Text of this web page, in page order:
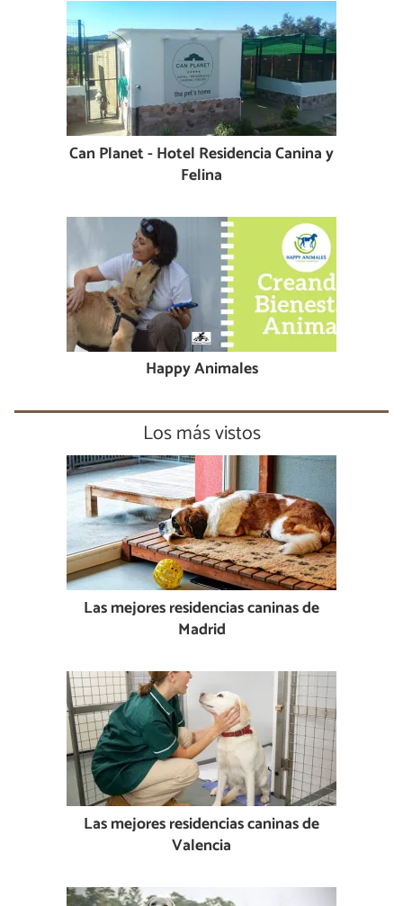
Can Planet - Hotel Residencia Canina y
Felina
Happy Animales
Los más vistos
Las mejores residencias caninas de
Madrid
Las mejores residencias caninas de
Valencia